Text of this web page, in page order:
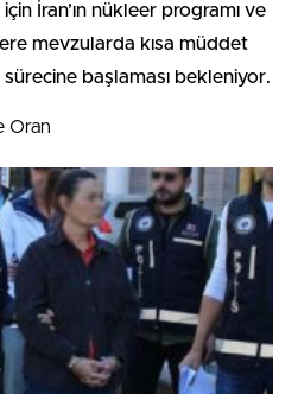
İran’ın nükleer programı ve
mevzularda kısa müddet
başlaması bekleniyor.
Oran